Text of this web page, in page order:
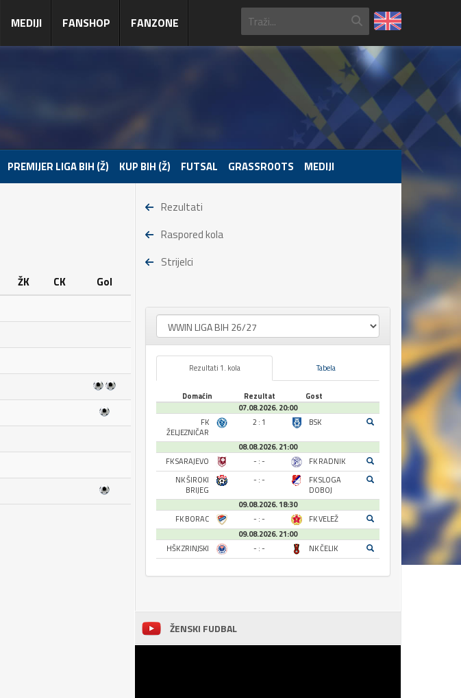
MEDIJI FANSHOP FANZONE
PREMIJER LIGA BIH (Ž) KUP BIH (Ž) FUTSAL GRASSROOTS MEDIJI
ŽK CK
Gol
Rezultati
Raspored kola
Strijelci
Rezultati 1. kola Tabela
Domaćin Rezultat
Gost
07.08.2026. 20:00
FK
ŽELJEZNIČAR
2 : 1 BSK
08.08.2026. 21:00
FK SARAJEVO
- : -
FK RADNIK
NK ŠIROKI
BRIJEG
- : -
FK SLOGA
DOBOJ
09.08.2026. 18:30
FK BORAC
- : -
FK VELEŽ
09.08.2026. 21:00
HŠK ZRINJSKI
- : - NK ČELIK
ŽENSKI FUDBAL